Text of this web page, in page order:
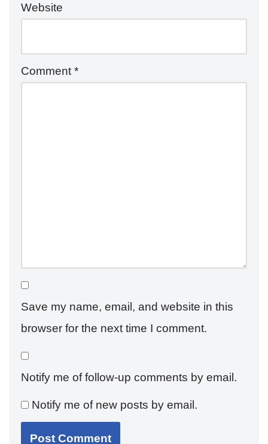
Website
Comment *
Save my name, email, and website in this
browser for the next time I comment.
Notify me of follow-up comments by email.
Notify me of new posts by email.